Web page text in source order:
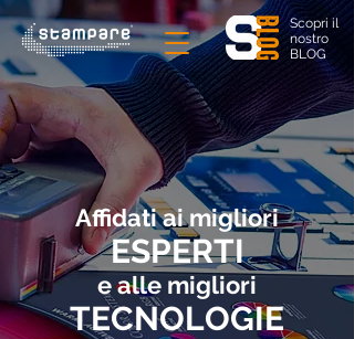
Scopri il
nostro
BLOG
Affidati ai migliori
ESPERTI
e alle migliori
TECNOLOGIE